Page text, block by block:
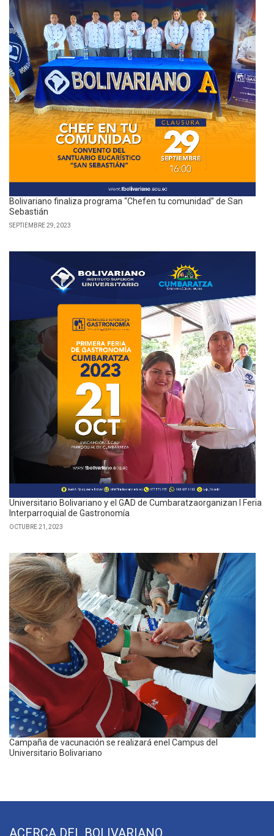
Bolivariano finaliza programa “Chefen tu comunidad” de San
Sebastián
SEPTIEMBRE 29, 2023
Universitario Bolivariano y el GAD de Cumbaratzaorganizan I Feria
Interparroquial de Gastronomía
OCTUBRE 21, 2023
Campaña de vacunación se realizará enel Campus del
Universitario Bolivariano
ACERCA DEL BOLIVARIANO